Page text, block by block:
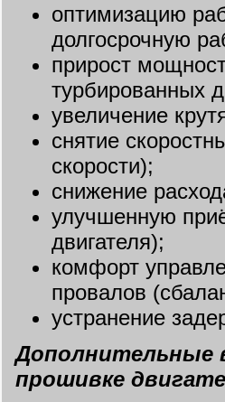
оптимизацию
долгосрочную
прирост
турбированных
увеличение
снятие
скорости);
снижение
улучшенную
двигателя);
комфорт
провалов
устранение
Дополнительные
прошивке